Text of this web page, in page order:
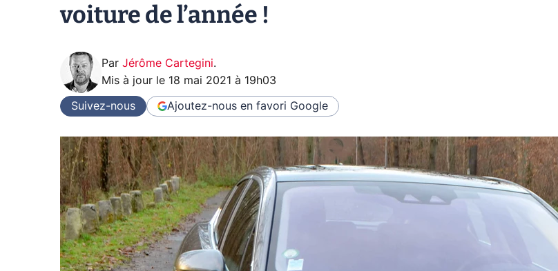
voiture de l’année !
Par Jérôme Cartegini.
Mis à jour le 18 mai 2021 à 19h03
Suivez-nous Ajoutez-nous en favori Google